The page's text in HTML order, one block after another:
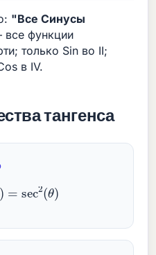
"Все Синусы
функции
только Sin во II;
в IV.
тангенса
= 2(θ)